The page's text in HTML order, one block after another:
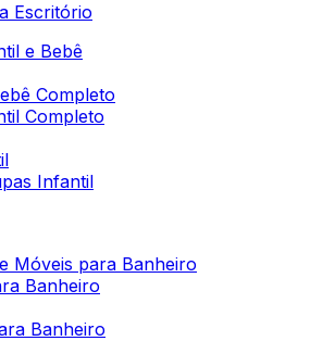
Escritório
e Bebê
Completo
Completo
Infantil
Móveis para Banheiro
Banheiro
Banheiro